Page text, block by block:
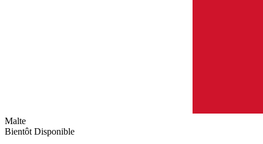
Malte
Bientôt Disponible